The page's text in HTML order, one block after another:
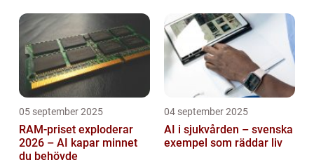
05 september 2025
RAM-priset exploderar
2026 – AI kapar minnet
du behövde
04 september 2025
AI i sjukvården – svenska
exempel som räddar liv